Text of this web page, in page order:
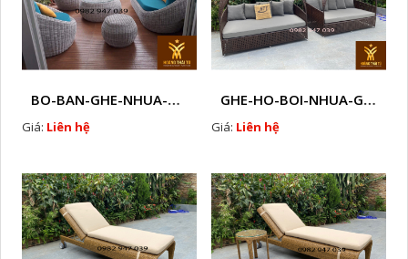
BO-BAN-GHE-NHUA-GIA-MAY-HA-NOI- W
Giá: Liên hệ
GHE-HO-BOI-NHUA-GIA-MAY-HA-NOI-E2
Giá: Liên hệ